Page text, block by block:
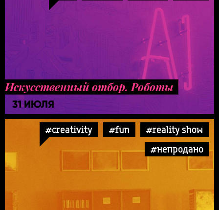
Искусственный отбор. Роботы
31 ИЮЛЯ
#creativity #fun
#reality show
#непродано